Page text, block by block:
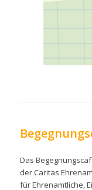
Das
der Caritas
für Ehrenamtliche,